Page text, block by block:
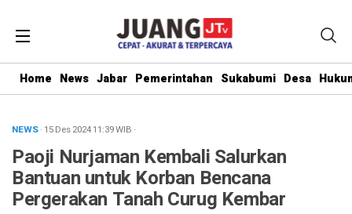
Home News Jabar Pemerintahan Sukabumi Desa
NEWS· 15 Des 202411:39WIB ·
Paoji Nurjaman Kembali Salurkan
Bantuan untuk Korban Bencana
Pergerakan Tanah Curug Kembar